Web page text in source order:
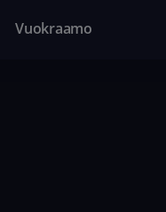
Vuokraamo